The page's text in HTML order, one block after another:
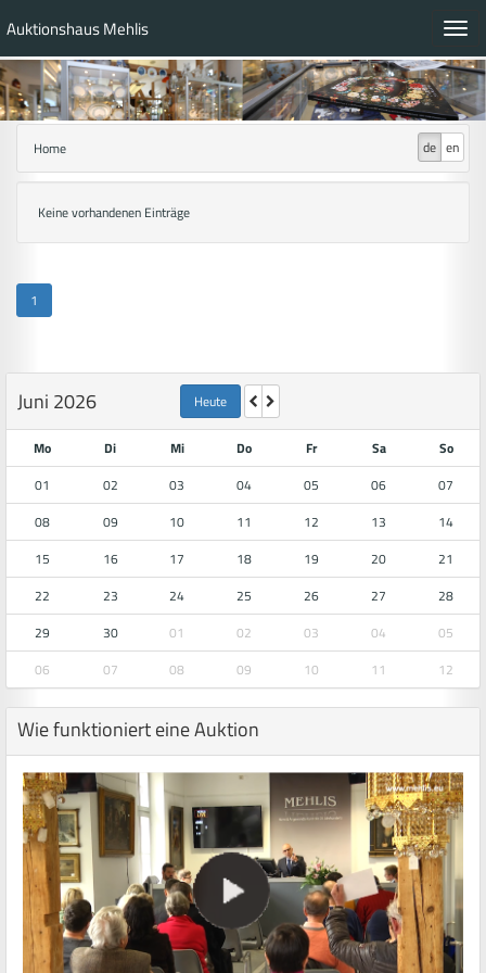
Auktionshaus Mehlis
de en
Home
Keine vorhandenen Einträge
1
Juni 2026 Heute
Mo Di Mi Do Fr Sa
So
01
02 03 04 05 06
07
08
09 10 11 12 13
14
15
16 17 18 19 20
21
22
23 24 25 26 27
28
29
30 01 02 03 04
05
06
07 08 09 10 11 12
Wie funktioniert eine Auktion